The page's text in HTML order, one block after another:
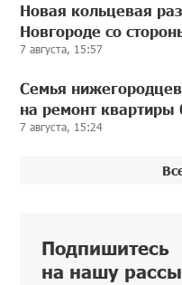
Новая кольцевая
Новгороде со
7 августа, 15:57
Семья
на ремонт квартиры
7 августа, 15:24
Подпишитесь
на нашу